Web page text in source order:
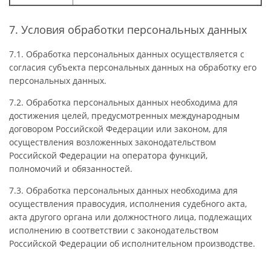
7. Условия обработки персональных данных
7.1. Обработка персональных данных осуществляется с
согласия субъекта персональных данных на обработку его
персональных данных.
7.2. Обработка персональных данных необходима для
достижения целей, предусмотренных международным
договором Российской Федерации или законом, для
осуществления возложенных законодательством
Российской Федерации на оператора функций,
полномочий и обязанностей.
7.3. Обработка персональных данных необходима для
осуществления правосудия, исполнения судебного акта,
акта другого органа или должностного лица, подлежащих
исполнению в соответствии с законодательством
Российской Федерации об исполнительном производстве.